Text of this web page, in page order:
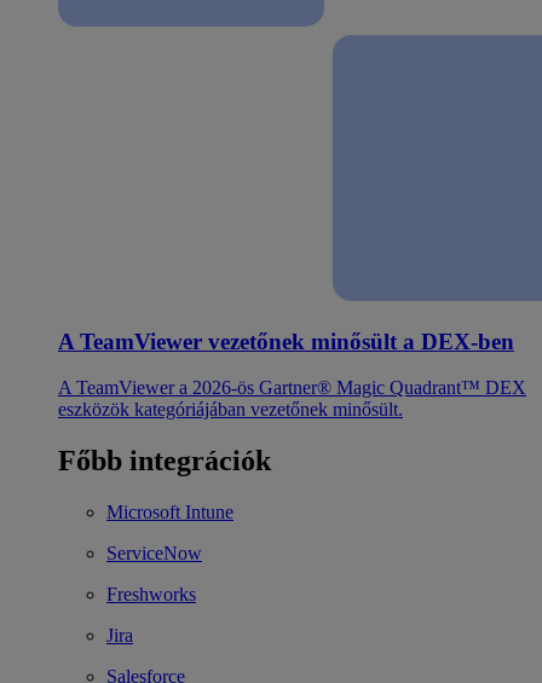
A TeamViewer vezetőnek minősült a DEX-ben
A TeamViewer a 2026-ös Gartner® Magic Quadrant™ DEX
eszközök kategóriájában vezetőnek minősült.
Főbb integrációk
Microsoft Intune
ServiceNow
Freshworks
Jira
Salesforce